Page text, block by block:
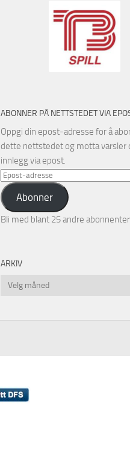
ABONNER PÅ NETTSTEDET VIA
Oppgi din epost-adresse for å
dette nettstedet og motta varsler
innlegg via epost.
Epost-
adresse
Abonner
Bli med blant 25 andre abonnenter
ARKIV
Arkiv